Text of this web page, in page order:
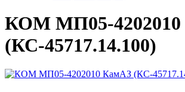
КОМ МП05-
(КС-45717.14.100)